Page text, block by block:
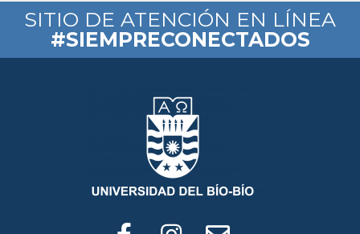
SITIO DE ATENCIÓN EN LÍNEA
#SIEMPRECONECTADOS